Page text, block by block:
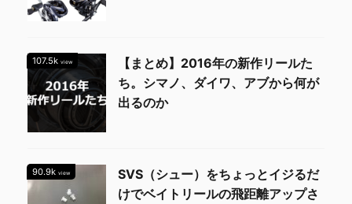
107.5k view
【まとめ】2016年の新作リールた
ち。シマノ、ダイワ、アブから何が
出るのか
90.9k view
SVS（シュー）をちょっとイジるだ
けでベイトリールの飛距離アップさ